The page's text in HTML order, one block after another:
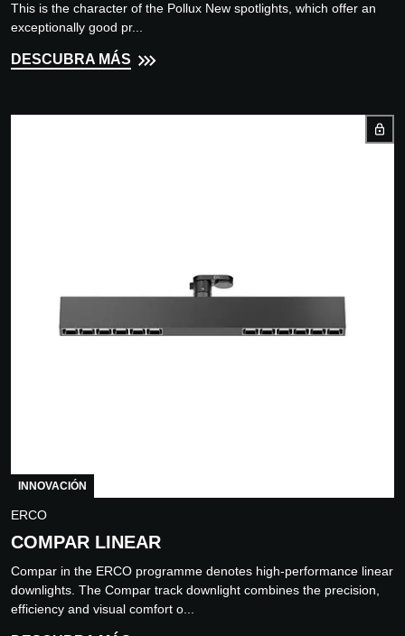
This is the character of the Pollux New spotlights, which offer an
exceptionally good pr...
DESCUBRA MÁS
INNOVACIÓN
ERCO
COMPAR LINEAR
Compar in the ERCO programme denotes high-performance linear
downlights. The Compar track downlight combines the precision,
efficiency and visual comfort o...